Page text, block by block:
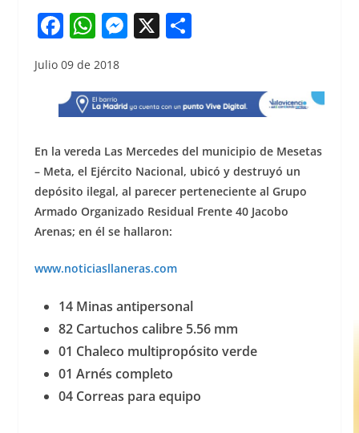
F
c
e
b
o
o
k
W
at
s
A
p
p
M
e
n
g
er
X S
e
Julio 09 de 2018
En la vereda Las Mercedes del municipio de Mesetas
– Meta, el Ejército Nacional, ubicó y destruyó un
depósito ilegal, al parecer perteneciente al Grupo
Armado Organizado Residual Frente 40 Jacobo
Arenas; en él se hallaron:
www.noticiasllaneras.com
14 Minas antipersonal
82 Cartuchos calibre 5.56 mm
01 Chaleco multipropósito verde
01 Arnés completo
04 Correas para equipo